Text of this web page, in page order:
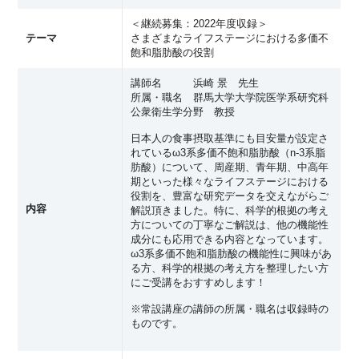
テーマ
＜継続募集：2022年度収録＞
さまざまなライフステージにおける多価不
飽和脂肪酸の役割
内容
講師名 浜崎 景 先生
所属・職名 群馬大学大学院医学系研究科
公衆衛生学分野 教授
日本人の食事摂取基準にも目安量が設定さ
れているω3系多価不飽和脂肪酸（n-3系脂
肪酸）について、周産期、青年期、中高年
期といった様々なライフステージにおける
役割を、豊富な研究データを交えながらご
解説頂きました。特に、科学的根拠の考え
方についての丁寧なご解説は、他の機能性
成分にも応用できる内容となっています。
ω3系多価不飽和脂肪酸の機能性に興味があ
る方、科学的根拠の考え方を整理したい方
にご受講をおすすめします！
※常設講座の講師の所属・職名は収録時の
ものです。